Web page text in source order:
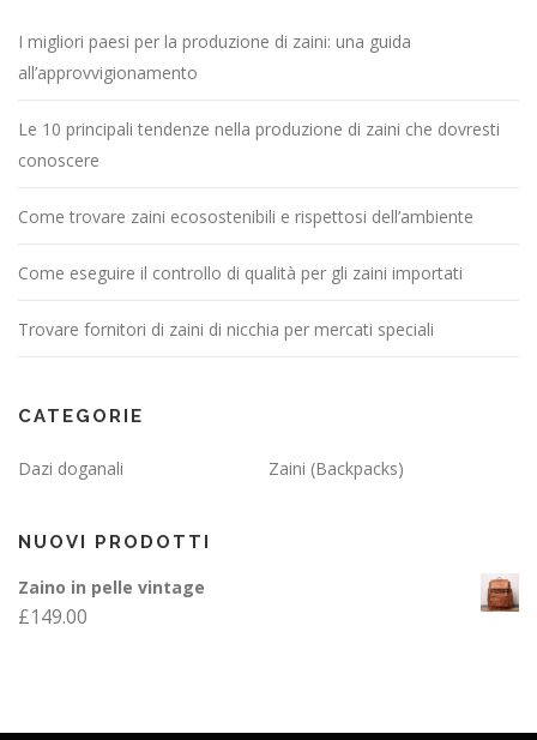
I migliori paesi per la produzione di zaini: una guida
all’approvvigionamento
Le 10 principali tendenze nella produzione di zaini che dovresti
conoscere
Come trovare zaini ecosostenibili e rispettosi dell’ambiente
Come eseguire il controllo di qualità per gli zaini importati
Trovare fornitori di zaini di nicchia per mercati speciali
CATEGORIE
Dazi doganali Zaini (Backpacks)
NUOVI PRODOTTI
Zaino in pelle vintage
£149.00